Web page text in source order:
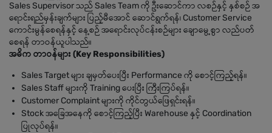
Sales Supervisor သည် Sales Team ကို ဦးဆောင်ကာ လစဉ်နှင့် နှစ်စဉ် အ
ရောင်းရည်မှန်းချက်များ ပြည့်မီအောင် ဆောင်ရွက်ရန်၊ Customer Service
ကောင်းမွန်စေရန်နှင့် နေ့စဉ် အရောင်းလုပ်ငန်းစဉ်များ ချောမွေ့စွာ လည်ပတ်
စေရန် တာဝန်ယူပါသည်။
အဓိက တာဝန်များ (Key Responsibilities)
Sales Target များ ချမှတ်ပေးပြီး Performance ကို စောင့်ကြည့်ရန်။
Sales Staff များကို Training ပေးပြီး ကြီးကြပ်ရန်။
Customer Complaint များကို ကိုင်တွယ်ဖြေရှင်းရန်။
Stock အခြေအနေကို စောင့်ကြည့်ပြီး Warehouse နှင့် Coordination
ပြုလုပ်ရန်။